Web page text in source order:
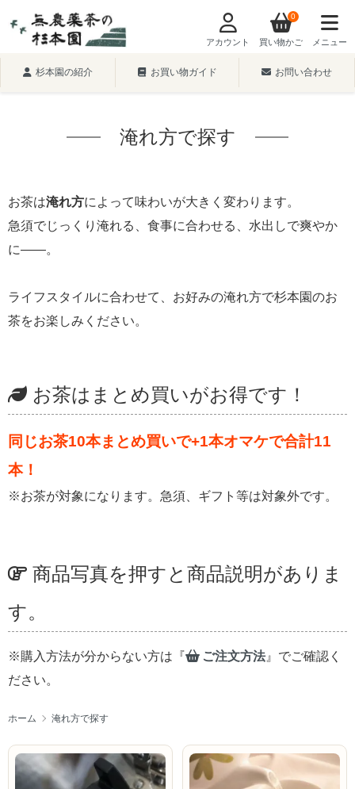
アカウント 買い物かご
0
メニュー
杉本園の紹介 お買い物ガイド お問い合わせ
淹れ方で探す
お茶は淹れ方によって味わいが大きく変わります。
急須でじっくり淹れる、食事に合わせる、水出しで爽やか
に――。
ライフスタイルに合わせて、お好みの淹れ方で杉本園のお
茶をお楽しみください。
お茶はまとめ買いがお得です！
同じお茶10本まとめ買いで+1本オマケで合計11
本！
※お茶が対象になります。急須、ギフト等は対象外です。
商品写真を押すと商品説明がありま
す。
※購入方法が分からない方は『 ご注文方法 』でご確認く
ださい。
ホーム 淹れ方で探す